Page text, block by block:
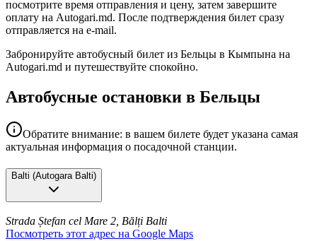
посмотрите время отправления и цену, затем завершите
оплату на Autogari.md. После подтверждения билет сразу
отправляется на e-mail.
Забронируйте автобусный билет из Бельцы в Кымпына на
Autogari.md и путешествуйте спокойно.
Автобусные остановки в Бельцы
Обратите внимание: в вашем билете будет указана самая
актуальная информация о посадочной станции.
Balti (Autogara Balti)
Strada Ștefan cel Mare 2, Bălți Balti
Посмотреть этот адрес на Google Maps